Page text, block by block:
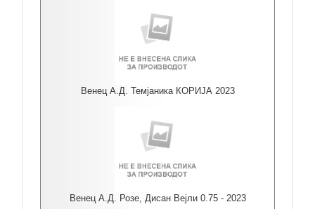
Венец А.Д. Темјаника КОРИЈА 2023
Венец А.Д. Розе, Дисан Вејли 0.75 - 2023